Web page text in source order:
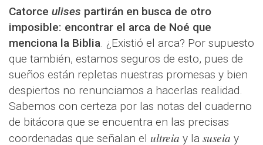
Catorce ulises partirán en busca de otro
imposible: encontrar el arca de Noé que
menciona la Biblia. ¿Existió el arca? Por supuesto
que también, estamos seguros de esto, pues de
sueños están repletas nuestras promesas y bien
despiertos no renunciamos a hacerlas realidad.
Sabemos con certeza por las notas del cuaderno
de bitácora que se encuentra en las precisas
coordenadas que señalan el ultreia y la suseia y